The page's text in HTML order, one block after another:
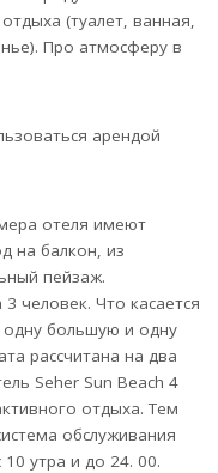
(туалет, ванная,
Про атмосферу в
арендой
отеля имеют
на балкон, из
пейзаж.
человек. Что касается
большую и одну
рассчитана на два
Seher Sun Beach 4
отдыха. Тем
обслуживания
утра и до 24. 00.